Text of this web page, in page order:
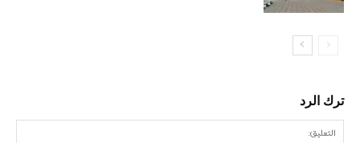
ترك الرد